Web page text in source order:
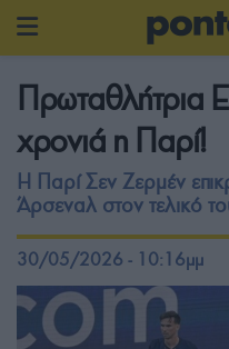
Πρωταθλήτρια
χρονιά η Παρί!
Η Παρί Σεν Ζερμέν
Άρσεναλ στον τελικό
30/05/2026 - 10:16μμ